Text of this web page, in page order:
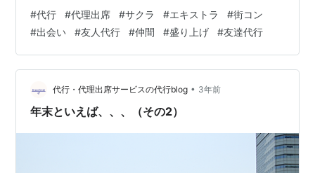
ちできないから、と言う理由での依頼が多いです。 ">で
は、街コンなどの１人参加歓迎のイベントへの同行依頼
がないのか、 といったら、そうでもありません。 街コン
への同行依頼も頂くことがございます。 街コンは、先ほ
ど話した通り、１人でも申し込み可能です。 しかし、１
人参加には大きな落とし穴がござ…
#代行 #代理出席 #サクラ #エキストラ #街コン
#出会い #友人代行 #仲間 #盛り上げ #友達代行
代行・代理出席サービスの代行blog • 3年前
年末といえば、、、（その2）